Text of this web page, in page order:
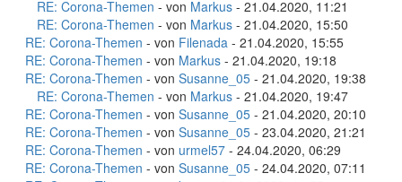
RE: Corona-Themen - von Markus - 21.04.2020, 11:21
RE: Corona-Themen - von Markus - 21.04.2020, 15:50
RE: Corona-Themen - von Filenada - 21.04.2020, 15:55
RE: Corona-Themen - von Markus - 21.04.2020, 19:18
RE: Corona-Themen - von Susanne_05 - 21.04.2020, 19:38
RE: Corona-Themen - von Markus - 21.04.2020, 19:47
RE: Corona-Themen - von Susanne_05 - 21.04.2020, 20:10
RE: Corona-Themen - von Susanne_05 - 23.04.2020, 21:21
RE: Corona-Themen - von urmel57 - 24.04.2020, 06:29
RE: Corona-Themen - von Susanne_05 - 24.04.2020, 07:11